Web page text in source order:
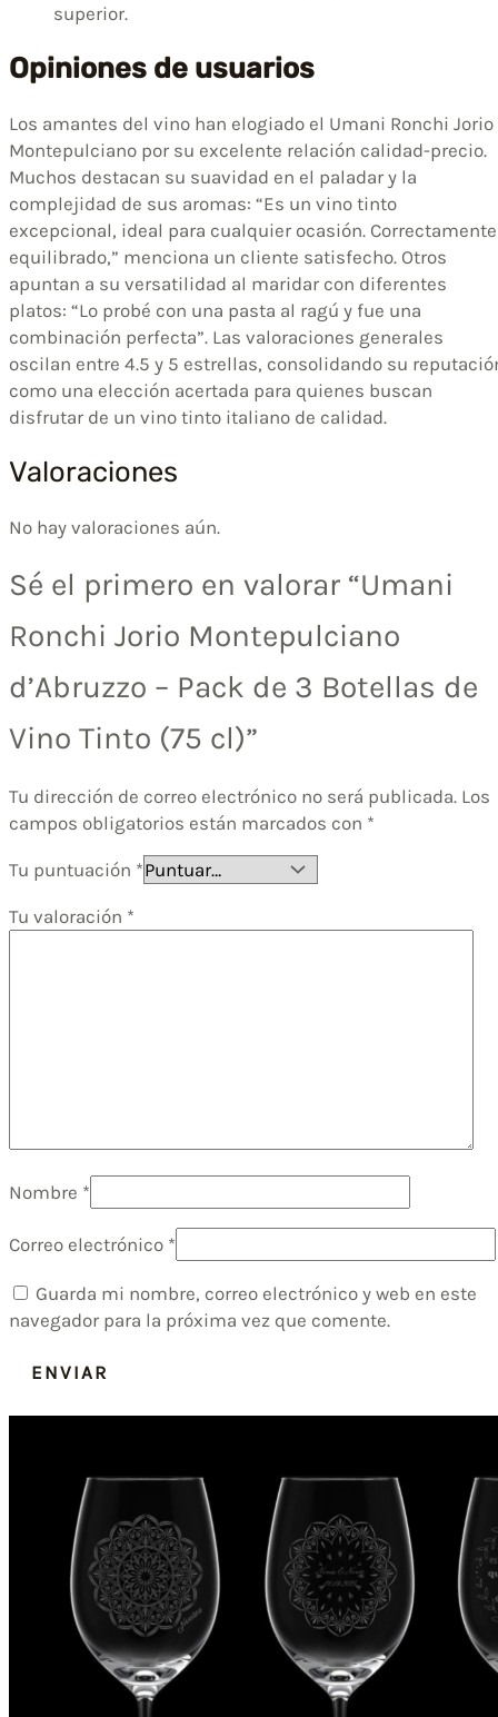
superior.
Opiniones de usuarios
Los amantes del vino han elogiado el Umani Ronchi Jorio
Montepulciano por su excelente relación calidad-precio.
Muchos destacan su suavidad en el paladar y la
complejidad de sus aromas: “Es un vino tinto
excepcional, ideal para cualquier ocasión. Correctamente
equilibrado,” menciona un cliente satisfecho. Otros
apuntan a su versatilidad al maridar con diferentes
platos: “Lo probé con una pasta al ragú y fue una
combinación perfecta”. Las valoraciones generales
oscilan entre 4.5 y 5 estrellas, consolidando su
como una elección acertada para quienes buscan
disfrutar de un vino tinto italiano de calidad.
Valoraciones
No hay valoraciones aún.
Sé el primero en valorar “Umani
Ronchi Jorio Montepulciano
d’Abruzzo – Pack de 3 Botellas de
Vino Tinto (75 cl)”
Tu dirección de correo electrónico no será publicada. Los
campos obligatorios están marcados con *
Tu puntuación *
Tu valoración *
Nombre *
Correo electrónico *
Guarda mi nombre, correo electrónico y web en este
navegador para la próxima vez que comente.